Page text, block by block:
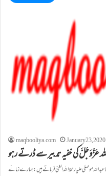
maqbooliya.com January 23, 2020